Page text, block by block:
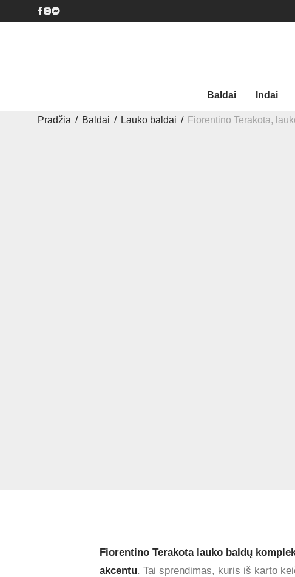
Baldai Indai
Pradžia / Baldai / Lauko baldai / Fiorentino Terakota,
Fiorentino Terakota lauko baldų
akcentu. Tai sprendimas, kuris iš karto